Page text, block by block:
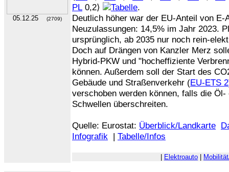
05.12.25 (2709)
PL 0,2⟩
.
Deutlich höher war der EU-Anteil von E-
Neuzulassungen: 14,5% im Jahr 2023.
ursprünglich, ab 2035 nur noch rein-
Doch auf Drängen von Kanzler Merz
Hybrid-PKW und "hocheffiziente
können. Außerdem soll der Start des
Gebäude und Straßenverkehr (EU-ETS 2
verschoben werden können, falls die
Schwellen überschreiten.
Quelle: Eurostat: Überblick/Landkarte
Infografik | Tabelle/Infos
Elektroauto